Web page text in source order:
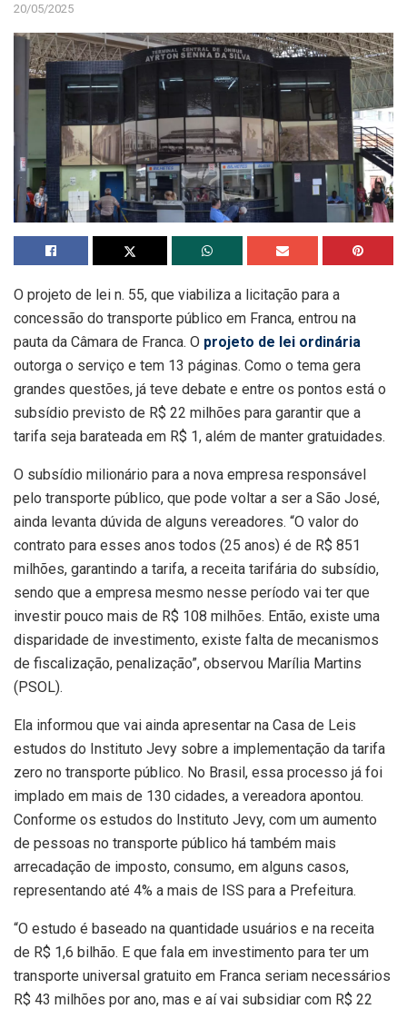
20/05/2025
O projeto de lei n. 55, que viabiliza a licitação para a
concessão do transporte público em Franca, entrou na
pauta da Câmara de Franca. O projeto de lei ordinária
outorga o serviço e tem 13 páginas. Como o tema gera
grandes questões, já teve debate e entre os pontos está o
subsídio previsto de R$ 22 milhões para garantir que a
tarifa seja barateada em R$ 1, além de manter gratuidades.
O subsídio milionário para a nova empresa responsável
pelo transporte público, que pode voltar a ser a São José,
ainda levanta dúvida de alguns vereadores. “O valor do
contrato para esses anos todos (25 anos) é de R$ 851
milhões, garantindo a tarifa, a receita tarifária do subsídio,
sendo que a empresa mesmo nesse período vai ter que
investir pouco mais de R$ 108 milhões. Então, existe uma
disparidade de investimento, existe falta de mecanismos
de fiscalização, penalização”, observou Marília Martins
(PSOL).
Ela informou que vai ainda apresentar na Casa de Leis
estudos do Instituto Jevy sobre a implementação da tarifa
zero no transporte público. No Brasil, essa processo já foi
implado em mais de 130 cidades, a vereadora apontou.
Conforme os estudos do Instituto Jevy, com um aumento
de pessoas no transporte público há também mais
arrecadação de imposto, consumo, em alguns casos,
representando até 4% a mais de ISS para a Prefeitura.
“O estudo é baseado na quantidade usuários e na receita
de R$ 1,6 bilhão. E que fala em investimento para ter um
transporte universal gratuito em Franca seriam necessários
R$ 43 milhões por ano, mas e aí vai subsidiar com R$ 22